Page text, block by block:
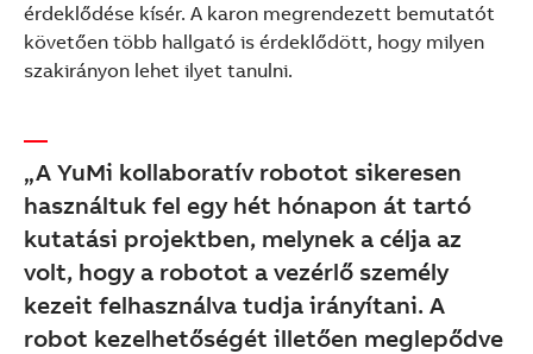
érdeklődése kísér. A karon megrendezett bemutatót
követően több hallgató is érdeklődött, hogy milyen
szakirányon lehet ilyet tanulni.
„A YuMi kollaboratív robotot sikeresen
használtuk fel egy hét hónapon át tartó
kutatási projektben, melynek a célja az
volt, hogy a robotot a vezérlő személy
kezeit felhasználva tudja irányítani. A
robot kezelhetőségét illetően meglepődve